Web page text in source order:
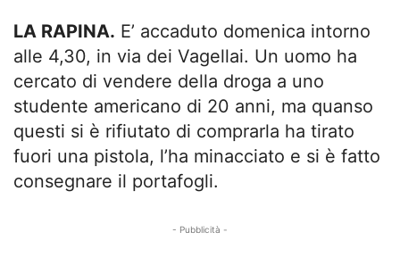
LA RAPINA. E’ accaduto domenica intorno
alle 4,30, in via dei Vagellai. Un uomo ha
cercato di vendere della droga a uno
studente americano di 20 anni, ma quanso
questi si è rifiutato di comprarla ha tirato
fuori una pistola, l’ha minacciato e si è fatto
consegnare il portafogli.
- Pubblicità -